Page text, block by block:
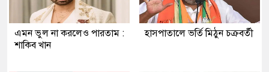
এমন ভুল না করলেও পারতাম :
শাকিব খান
হাসপাতালে ভর্তি মিঠুন চক্রবর্তী